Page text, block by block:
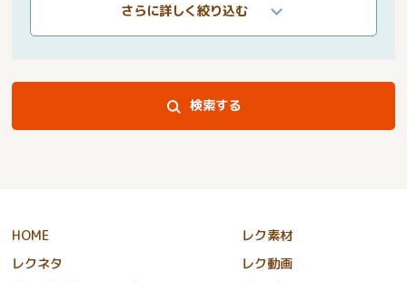
さらに詳しく絞り込む
検索する
HOME
レク素材
レクネタ
レク動画